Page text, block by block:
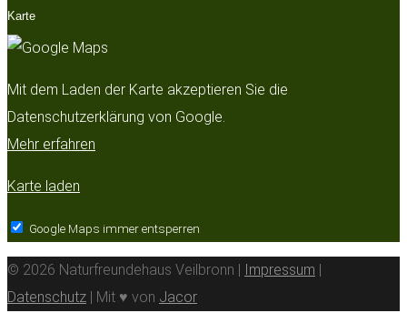
Karte
Mit dem Laden der Karte akzeptieren Sie die
Datenschutzerklärung von Google.
Mehr erfahren
Karte laden
Google Maps immer entsperren
© 2026 Naturfreundehaus Veilbronn | Impressum |
Datenschutz | Mit ♥ von Jacor